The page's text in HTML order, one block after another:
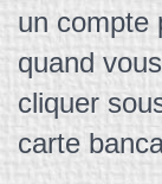
un compte
quand
cliquer
carte